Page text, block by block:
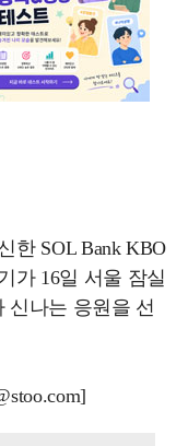
한 SOL Bank KBO
가 16일 서울 잠실
신나는 응원을 선